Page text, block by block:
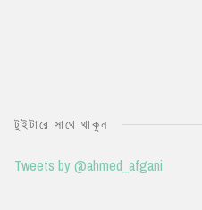
টুইটারে সাথে থাকুন
Tweets by @ahmed_afgani